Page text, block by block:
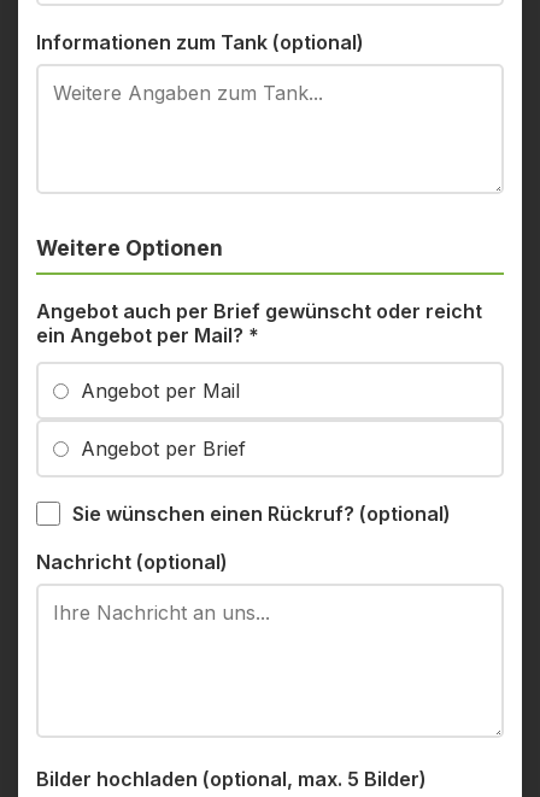
Informationen zum Tank (optional)
Weitere Optionen
Angebot auch per Brief gewünscht oder reicht
ein Angebot per Mail? *
Angebot per Mail
Angebot per Brief
Sie wünschen einen Rückruf? (optional)
Nachricht (optional)
Bilder hochladen (optional, max. 5 Bilder)